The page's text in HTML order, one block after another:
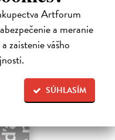
Artforum
a meranie
zaistenie vášho
SÚHLASÍM
na sklade